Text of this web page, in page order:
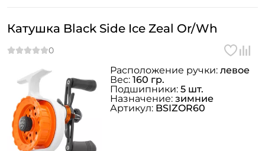
Катушка Black Side Ice Zeal Or/Wh
Расположение ручки: левое
Вес: 160 гр.
Подшипники: 5 шт.
Назначение: зимние
Артикул: BSIZOR60